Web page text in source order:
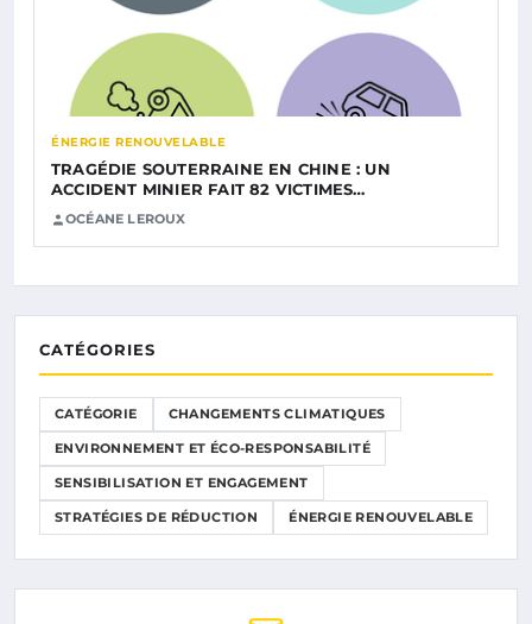
ÉNERGIE RENOUVELABLE
TRAGÉDIE SOUTERRAINE EN CHINE : UN
ACCIDENT MINIER FAIT 82 VICTIMES…
OCÉANE LEROUX
CATÉGORIES
CATÉGORIE CHANGEMENTS CLIMATIQUES
ENVIRONNEMENT ET ÉCO-RESPONSABILITÉ
SENSIBILISATION ET ENGAGEMENT
STRATÉGIES DE RÉDUCTION ÉNERGIE RENOUVELABLE